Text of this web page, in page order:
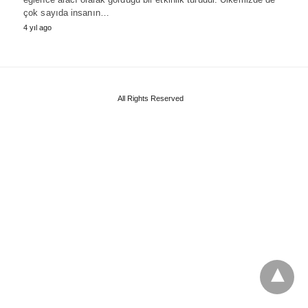
çok sayıda insanın…
4 yıl ago
All Rights Reserved